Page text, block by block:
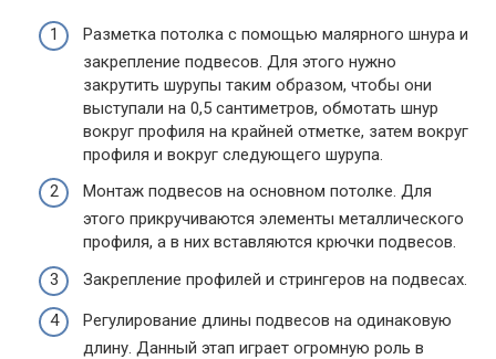
Разметка потолка с помощью малярного шнура и
закрепление подвесов. Для этого нужно
закрутить шурупы таким образом, чтобы они
выступали на 0,5 сантиметров, обмотать шнур
вокруг профиля на крайней отметке, затем вокруг
профиля и вокруг следующего шурупа.
Монтаж подвесов на основном потолке. Для
этого прикручиваются элементы металлического
профиля, а в них вставляются крючки подвесов.
Закрепление профилей и стрингеров на подвесах.
Регулирование длины подвесов на одинаковую
длину. Данный этап играет огромную роль в